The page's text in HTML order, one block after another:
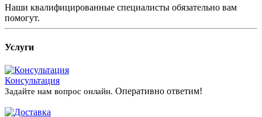
Наши квалифицированные специалисты обязательно вам
помогут.
Услуги
Консультация
Задайте нам вопрос онлайн. Оперативно ответим!